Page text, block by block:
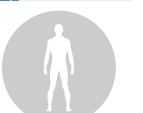
solaire du 12 août : “Des
adaptés, c'est indispensable
la santé des yeux”